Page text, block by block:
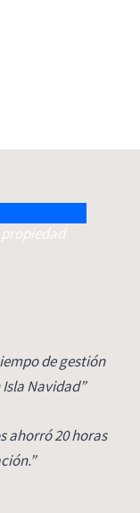
de gestión
Navidad”
ahorró 20 horas